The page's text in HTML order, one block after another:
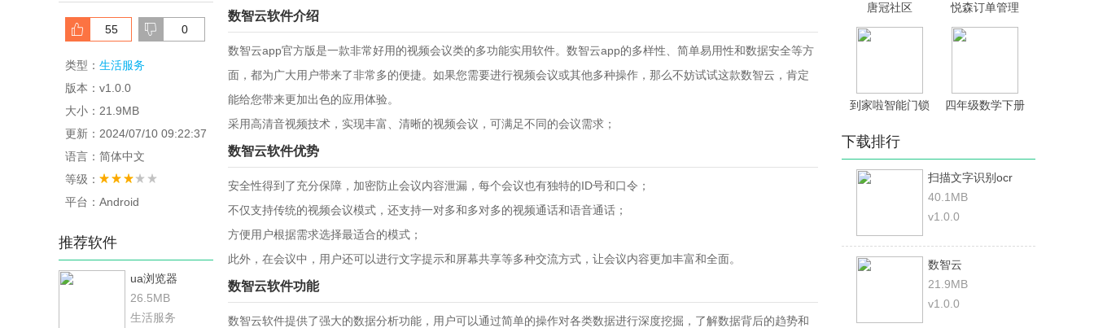
55 0
类型： 生活服务
版本：v1.0.0
大小：21.9MB
更新：2024/07/10 09:22:37
语言：简体中文
等级：
平台：Android
推荐软件
ua浏览器
26.5MB
生活服务
数智云软件介绍
数智云app官方版是一款非常好用的视频会议类的多功能实用软件。数智云app的多样性、简单易用性和数据安全等方
面，都为广大用户带来了非常多的便捷。如果您需要进行视频会议或其他多种操作，那么不妨试试这款数智云，肯定
能给您带来更加出色的应用体验。
采用高清音视频技术，实现丰富、清晰的视频会议，可满足不同的会议需求；
数智云软件优势
安全性得到了充分保障，加密防止会议内容泄漏，每个会议也有独特的ID号和口令；
不仅支持传统的视频会议模式，还支持一对多和多对多的视频通话和语音通话；
方便用户根据需求选择最适合的模式；
此外，在会议中，用户还可以进行文字提示和屏幕共享等多种交流方式，让会议内容更加丰富和全面。
数智云软件功能
数智云软件提供了强大的数据分析功能，用户可以通过简单的操作对各类数据进行深度挖掘，了解数据背后的趋势和
唐冠社区 悦森订单管理
到家啦智能门锁 四年级数学下册
下载排行
扫描文字识别ocr
40.1MB
v1.0.0
数智云
21.9MB
v1.0.0